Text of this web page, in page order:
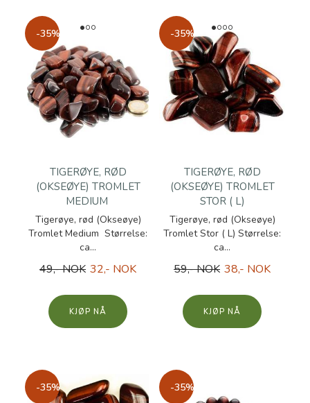
-35%
TIGERØYE, RØD
(OKSEØYE) TROMLET
MEDIUM
Tigerøye, rød (Okseøye)
Tromlet Medium Størrelse:
ca...
49,- NOK 32,- NOK
KJØP
-35%
TIGERØYE, RØD
(OKSEØYE) TROMLET
STOR ( L)
Tigerøye, rød (Okseøye)
Tromlet Stor ( L) Størrelse:
ca...
59,- NOK 38,- NOK
KJØP
-35% -35%